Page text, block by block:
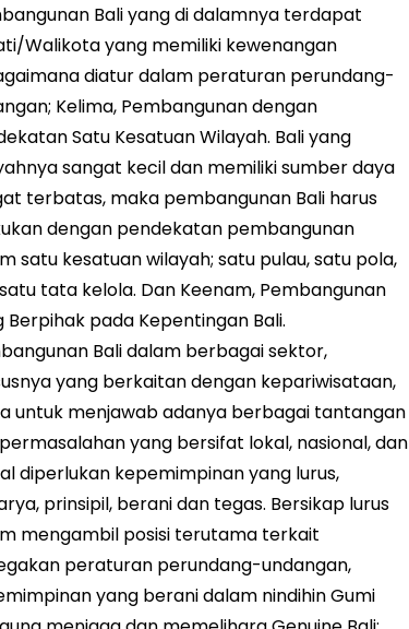
Bali yang di dalamnya terdapat
Walikota yang memiliki kewenangan
diatur dalam peraturan perundang-
Kelima, Pembangunan dengan
Satu Kesatuan Wilayah. Bali yang
sangat kecil dan memiliki sumber daya
terbatas, maka pembangunan Bali harus
dengan pendekatan pembangunan
satu kesatuan wilayah; satu pulau, satu pola,
tata kelola. Dan Keenam, Pembangunan
Berpihak pada Kepentingan Bali.
Bali dalam berbagai sektor,
yang berkaitan dengan kepariwisataan,
untuk menjawab adanya berbagai tantangan
yang bersifat lokal, nasional, dan
diperlukan kepemimpinan yang lurus,
prinsipil, berani dan tegas. Bersikap lurus
mengambil posisi terutama terkait
peraturan perundang-undangan,
yang berani dalam nindihin Gumi